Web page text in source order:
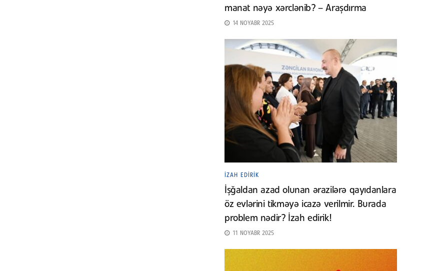
manat nəyə xərclənib? – Araşdırma
14 NOYABR 2025
İZAH EDIRIK
İşğaldan azad olunan ərazilərə qayıdanlara
öz evlərini tikməyə icazə verilmir. Burada
problem nədir? İzah edirik!
11 NOYABR 2025